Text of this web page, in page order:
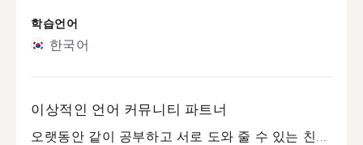
학습언어
한국어
이상적인 언어 커뮤니티 파트너
오랫동안 같이 공부하고 서로 도와 줄 수 있는 친...